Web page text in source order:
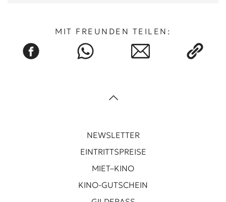
MIT FREUNDEN TEILEN:
NEWSLETTER
EINTRITTSPREISE
MIET–KINO
KINO-GUTSCHEIN